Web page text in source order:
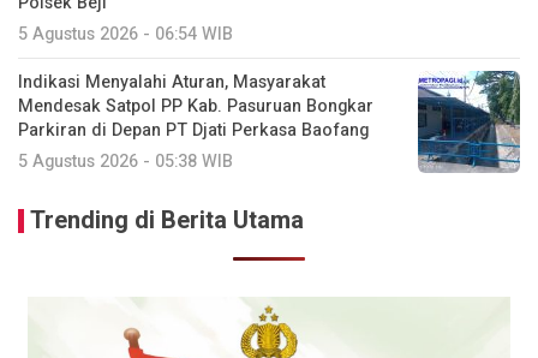
5 Agustus 2026 - 06:54 WIB
Indikasi Menyalahi Aturan, Masyarakat
Mendesak Satpol PP Kab. Pasuruan Bongkar
Parkiran di Depan PT Djati Perkasa Baofang
5 Agustus 2026 - 05:38 WIB
Trending di Berita Utama